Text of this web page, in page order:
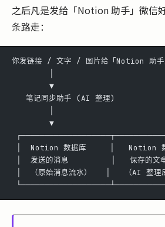
之后凡是发给「Notion 助手」微信
条路走：
你发链接 / 文字 / 图片给「Notion 助手
        ▼
   笔记同步助手 (AI 整理)
        ▼
│  Notion 数据库     │   Notion
│  发送的消息         │   保存的
│  （原始消息流水）   │   （AI 整理后